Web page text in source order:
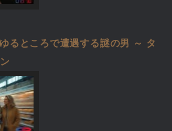
るところで遭遇する謎の男 ～ タ